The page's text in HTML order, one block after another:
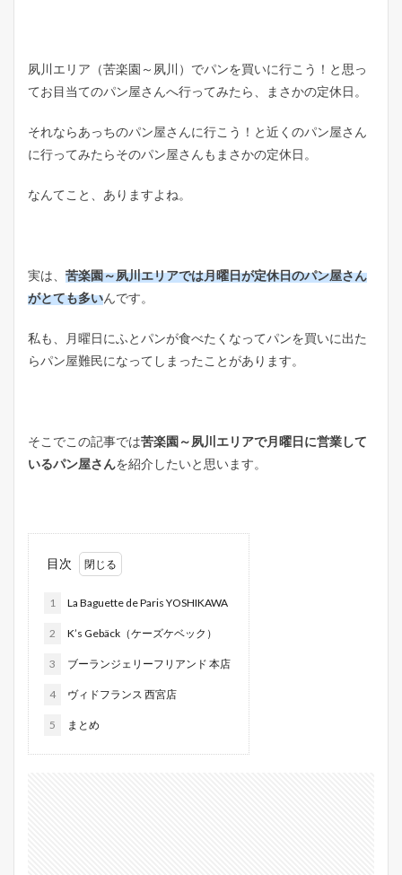
夙川エリア（苦楽園～夙川）でパンを買いに行こう！と思っ
てお目当てのパン屋さんへ行ってみたら、まさかの定休日。
それならあっちのパン屋さんに行こう！と近くのパン屋さん
に行ってみたらそのパン屋さんもまさかの定休日。
なんてこと、ありますよね。
実は、 苦楽園～夙川エリアでは月曜日が定休日のパン屋さん
がとても多いんです。
私も、月曜日にふとパンが食べたくなってパンを買いに出た
らパン屋難民になってしまったことがあります。
そこでこの記事では苦楽園～夙川エリアで月曜日に営業して
いるパン屋さんを紹介したいと思います。
目次
1 La Baguette de Paris YOSHIKAWA
2 K’s Gebäck（ケーズケベック）
3 ブーランジェリーフリアンド 本店
4 ヴィドフランス 西宮店
5 まとめ